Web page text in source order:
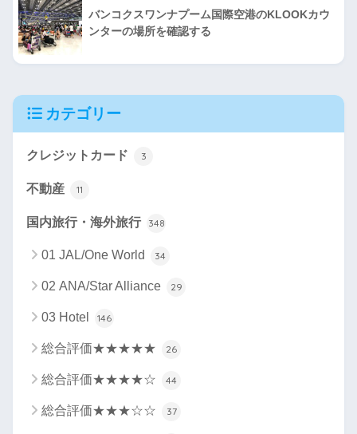
バンコクスワンナプーム国際空港のKLOOKカウ
ンターの場所を確認する
カテゴリー
クレジットカード 3
不動産 11
国内旅行・海外旅行 348
01 JAL/One World 34
02 ANA/Star Alliance 29
03 Hotel 146
総合評価★★★★★ 26
総合評価★★★★☆ 44
総合評価★★★☆☆ 37